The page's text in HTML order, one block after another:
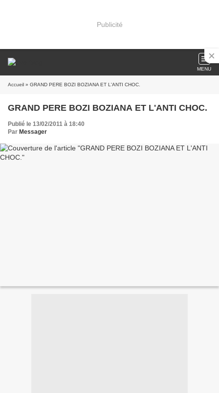
Publicité
MENU
Accueil » GRAND PERE BOZI BOZIANA ET L'ANTI CHOC.
GRAND PERE BOZI BOZIANA ET L'ANTI CHOC.
Publié le 13/02/2011 à 18:40
Par Messager